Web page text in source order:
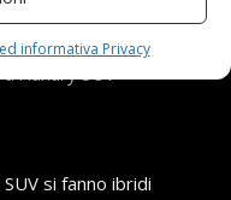
informativa Privacy
i luxury SUV
si fanno ibridi